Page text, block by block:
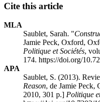
Cite this article
MLA
Saublet, Sarah. "
Jamie Peck, Oxford,
Politique et Sociétés,
174. https://doi.org/
APA
Saublet, S. (2013).
Reason, de Jamie Peck,
2010, 301 p.] Politique